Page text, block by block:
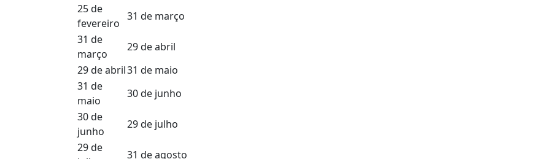
25 de
fevereiro
31 de março
31 de
março
29 de abril
29 de abril31 de maio
31 de
maio
30 de junho
30 de
junho
29 de julho
29 de
31 de agosto